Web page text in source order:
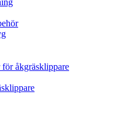
åkgräsklippare